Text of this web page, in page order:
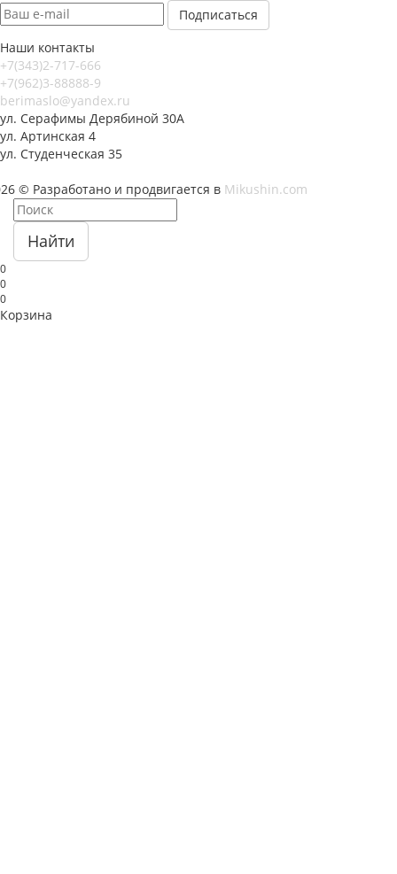
Наши контакты
+7(343)2-717-666
+7(962)3-88888-9
berimaslo@yandex.ru
ул. Серафимы Дерябиной 30А
ул. Артинская 4
ул. Студенческая 35
© Разработано и продвигается в Mikushin.com
Найти
0
0
0
Корзина